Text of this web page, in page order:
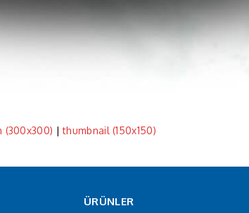
(300x300) |thumbnail (150x150)
ÜRÜNLER